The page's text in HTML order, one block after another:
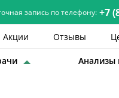
запись по телефону: +7
Акции Отзывы
Анализы